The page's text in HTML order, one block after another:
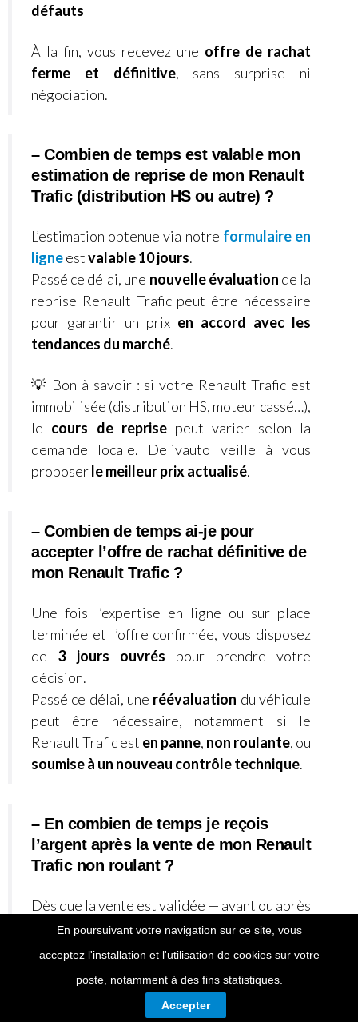
défauts
À la fin, vous recevez une offre de rachat
ferme et définitive, sans surprise ni
négociation.
– Combien de temps est valable mon
estimation de reprise de mon Renault
Trafic (distribution HS ou autre) ?
L’estimation obtenue via notre formulaire en
ligneestvalable 10 jours.
Passé ce délai, une nouvelle évaluation de la
reprise Renault Trafic peut être nécessaire
pour garantir un prix en accord avec les
tendances du marché.
💡 Bon à savoir : si votre Renault Trafic est
immobilisée (distribution HS, moteur cassé…),
le cours de reprise peut varier selon la
demande locale. Delivauto veille à vous
proposerle meilleur prix actualisé.
– Combien de temps ai-je pour
accepter l’offre de rachat définitive de
mon Renault Trafic ?
Une fois l’expertise en ligne ou sur place
terminée et l’offre confirmée, vous disposez
de 3 jours ouvrés pour prendre votre
décision.
Passé ce délai, une réévaluation du véhicule
peut être nécessaire, notamment si le
Renault Traficest en panne, non roulante, ou
soumise à un nouveau contrôle technique.
– En combien de temps je reçois
l’argent après la vente de mon Renault
Trafic non roulant ?
Dès que la vente est validée — avant ou après
l’enlèvement de Renault Traficmoteur HS, le
paiement est effectué :
sécurisé
(jusqu’à 1 000 €).
En poursuivant votre navigation sur ce site, vous
acceptez l'installation et l'utilisation de cookies sur votre
poste, notamment à des fins statistiques.
Accepter